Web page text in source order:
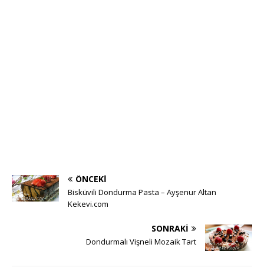
ÖNCEKI
Bisküvili Dondurma Pasta – Ayşenur Altan
Kekevi.com
SONRAKI
Dondurmalı Vişneli Mozaik Tart